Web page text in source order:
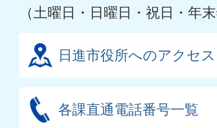
（土曜日・日曜日・祝日・年
日進市役所へのアクセス
各課直通電話番号一覧